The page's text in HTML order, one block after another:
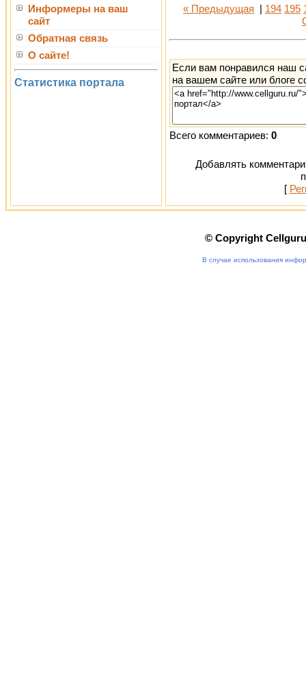
Информеры на ваш
сайт
Обратная связь
О сайте!
Статистика портала
« Предыдущая 194 195
Если вам понравился наш
на вашем сайте или блоге
Всего комментариев: 0
Добавлять
[
© Copyright
В случае использования